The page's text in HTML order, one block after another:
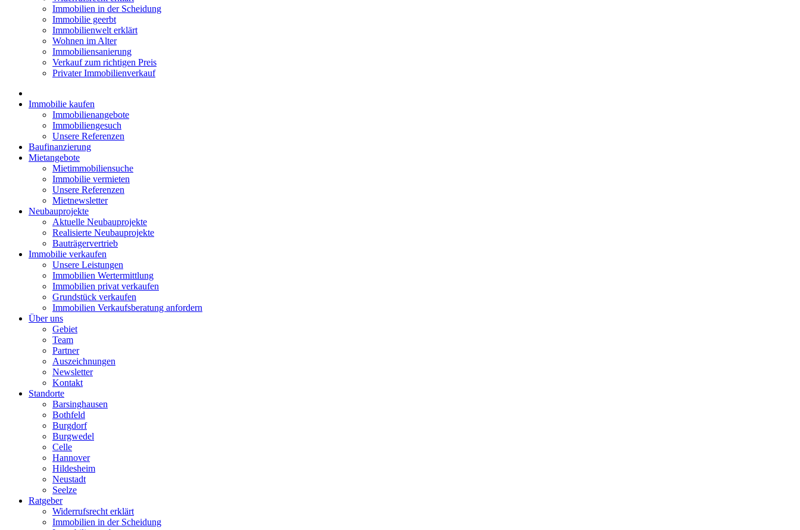
Immobilien in der Scheidung
Immobilie geerbt
Immobilienwelt erklärt
Wohnen im Alter
Immobiliensanierung
Verkauf zum richtigen Preis
Privater Immobilienverkauf
Immobilie kaufen
Immobilienangebote
Immobiliengesuch
Unsere Referenzen
Baufinanzierung
Mietangebote
Mietimmobiliensuche
Immobilie vermieten
Unsere Referenzen
Mietnewsletter
Neubauprojekte
Aktuelle Neubauprojekte
Realisierte Neubauprojekte
Bauträgervertrieb
Immobilie verkaufen
Unsere Leistungen
Immobilien Wertermittlung
Immobilien privat verkaufen
Grundstück verkaufen
Immobilien Verkaufsberatung anfordern
Über uns
Gebiet
Team
Partner
Auszeichnungen
Newsletter
Kontakt
Standorte
Barsinghausen
Bothfeld
Burgdorf
Burgwedel
Celle
Hannover
Hildesheim
Neustadt
Seelze
Ratgeber
Widerrufsrecht erklärt
Immobilien in der Scheidung